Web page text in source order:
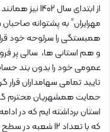
از ابتدای
مهرایران” به پشتوانه
همبستگی را سرلوحه خود
و هم استانی ها، سالی پر
عمومی خود را بدون بند
تایید تمامی سهامداران قرار
حمایت همشهریان محترم
استان برداشته ایم که در
که با تعداد 12